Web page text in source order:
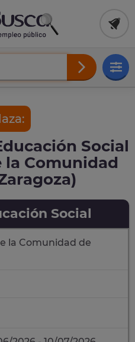
Social
la Comunidad
Social
la Comunidad de